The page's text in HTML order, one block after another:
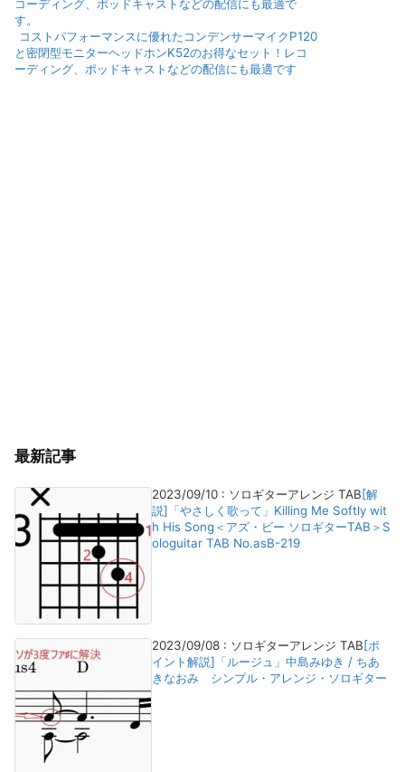
コストパフォーマンスに優れたコンデンサーマイクP120
と密閉型モニターヘッドホンK52のお得なセット！レコ
ーディング、ポッドキャストなどの配信にも最適です
最新記事
2023/09/10 : ソロギターアレンジ TAB[解
説]「やさしく歌って」Killing Me Softly wit
h His Song＜アズ・ビー ソロギターTAB＞S
ologuitar TAB No.asB-219
2023/09/08 : ソロギターアレンジ TAB[ポ
イント解説]「ルージュ」中島みゆき / ちあ
きなおみ シンプル・アレンジ・ソロギター